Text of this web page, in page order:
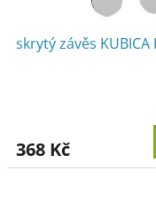
skrytý závěs KUBICA
368 Kč